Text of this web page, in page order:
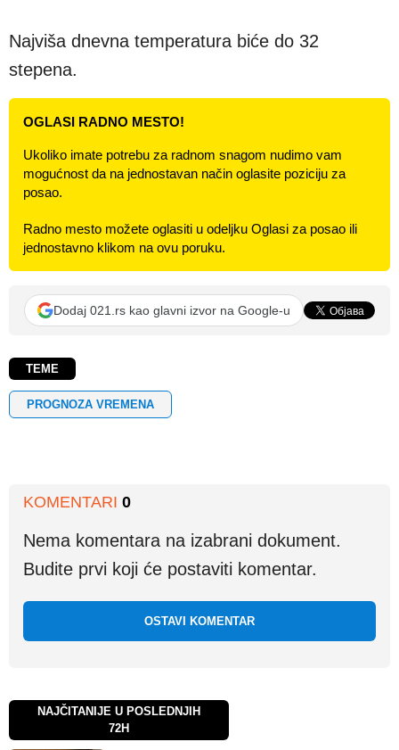
Najviša dnevna temperatura biće do 32
stepena.
OGLASI RADNO MESTO!
Ukoliko imate potrebu za radnom snagom nudimo vam
mogućnost da na jednostavan način oglasite poziciju za
posao.
Radno mesto možete oglasiti u odeljku Oglasi za posao ili
jednostavno klikom na ovu poruku.
Dodaj 021.rs kao glavni izvor na Google-u
TEME
PROGNOZA VREMENA
KOMENTARI 0
Nema komentara na izabrani dokument.
Budite prvi koji će postaviti komentar.
OSTAVI KOMENTAR
NAJČITANIJE U POSLEDNJIH
72H